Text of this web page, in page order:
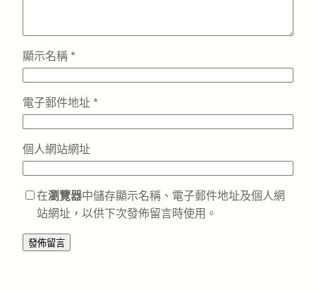
顯示名稱 *
電子郵件地址 *
個人網站網址
在瀏覽器中儲存顯示名稱、電子郵件地址及個人網
站網址，以供下次發佈留言時使用。